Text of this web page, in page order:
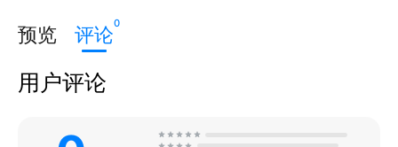
预览 评论0
用户评论